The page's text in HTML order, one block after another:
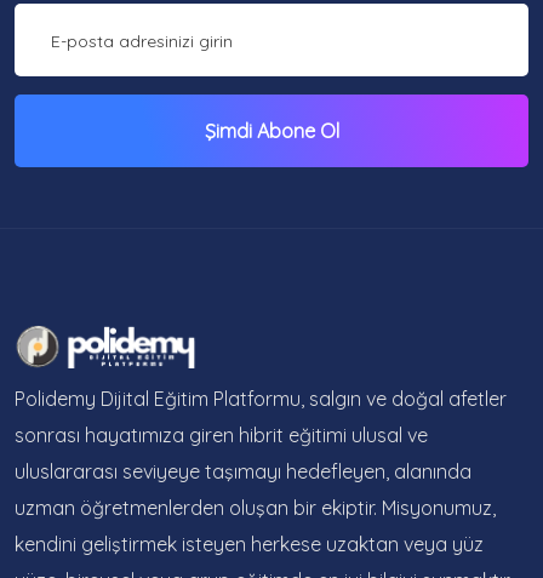
Şimdi Abone Ol
Polidemy Dijital Eğitim Platformu, salgın ve doğal afetler
sonrası hayatımıza giren hibrit eğitimi ulusal ve
uluslararası seviyeye taşımayı hedefleyen, alanında
uzman öğretmenlerden oluşan bir ekiptir. Misyonumuz,
kendini geliştirmek isteyen herkese uzaktan veya yüz